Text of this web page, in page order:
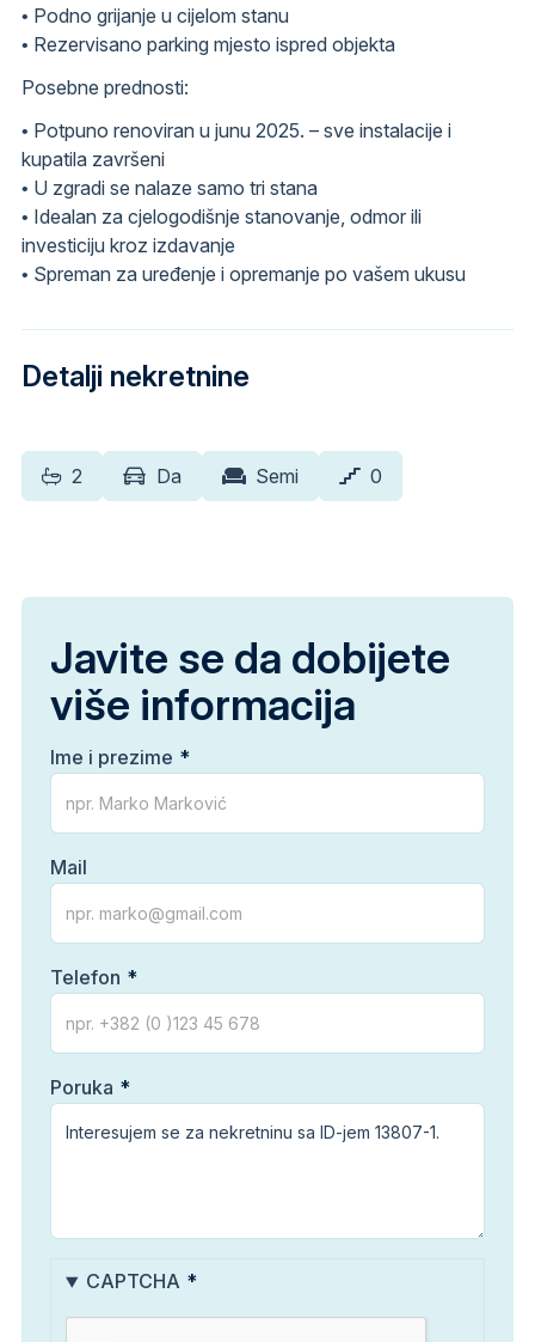
• Podno grijanje u cijelom stanu
• Rezervisano parking mjesto ispred objekta
Posebne prednosti:
• Potpuno renoviran u junu 2025. – sve instalacije i
kupatila završeni
• U zgradi se nalaze samo tri stana
• Idealan za cjelogodišnje stanovanje, odmor ili
investiciju kroz izdavanje
• Spreman za uređenje i opremanje po vašem ukusu
Detalji nekretnine
2 Da Semi 0
Javite se da dobijete
više informacija
Ime i prezime
Mail
Telefon
Poruka
CAPTCHA